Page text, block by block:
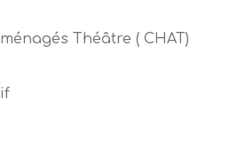
Théâtre ( CHAT)